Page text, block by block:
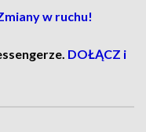
w ruchu!
DOŁĄCZ i